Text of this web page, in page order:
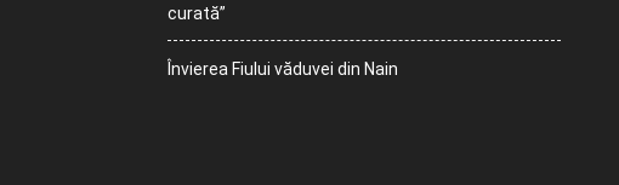
curată”
Învierea Fiului văduvei din Nain